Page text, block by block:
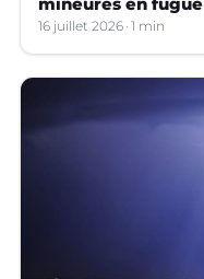
16 juillet 2026 1 min